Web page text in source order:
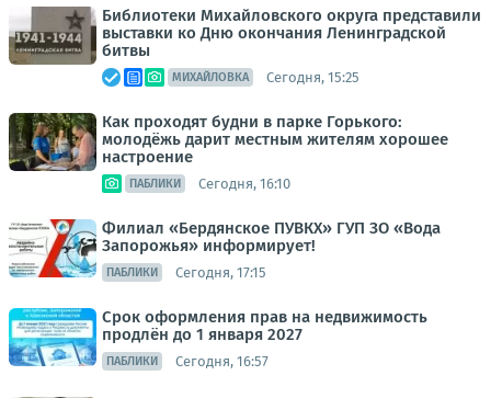
Библиотеки Михайловского округа представили
выставки ко Дню окончания Ленинградской
битвы
МИХАЙЛОВКА Сегодня, 15:25
Как проходят будни в парке Горького:
молодёжь дарит местным жителям хорошее
настроение
ПАБЛИКИ Сегодня, 16:10
Филиал «Бердянское ПУВКХ» ГУП ЗО «Вода
Запорожья» информирует!
ПАБЛИКИ Сегодня, 17:15
Срок оформления прав на недвижимость
продлён до 1 января 2027
ПАБЛИКИ Сегодня, 16:57